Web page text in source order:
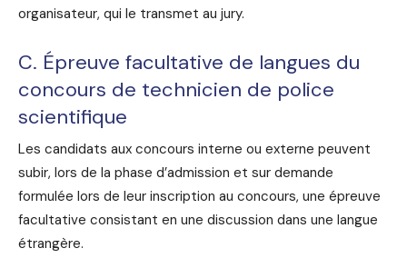
organisateur, qui le transmet au jury.
C. Épreuve facultative de langues du
concours de technicien de police
scientifique
Les candidats aux concours interne ou externe peuvent
subir, lors de la phase d’admission et sur demande
formulée lors de leur inscription au concours, une épreuve
facultative consistant en une discussion dans une langue
étrangère.